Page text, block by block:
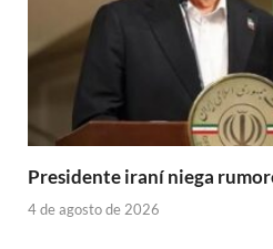
Presidente iraní niega
4 de agosto de 2026